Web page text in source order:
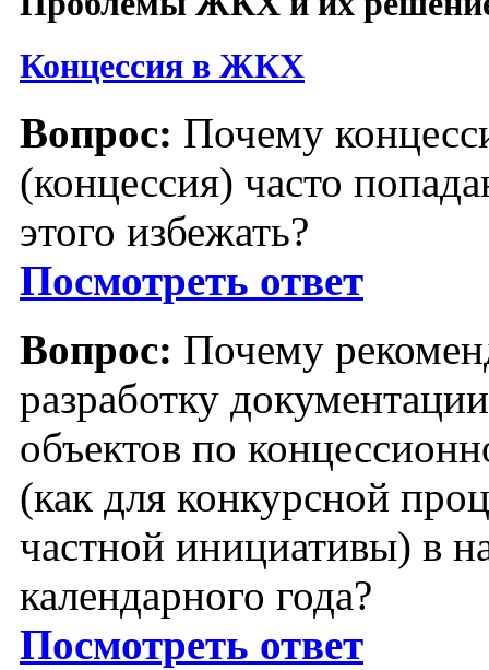
Концессия в ЖКХ
Вопрос: Почему
(концессия) часто
этого избежать?
Посмотреть ответ
Вопрос: Почему
разработку
объектов по
(как для конкурсной
частной инициативы) в
календарного года?
Посмотреть ответ